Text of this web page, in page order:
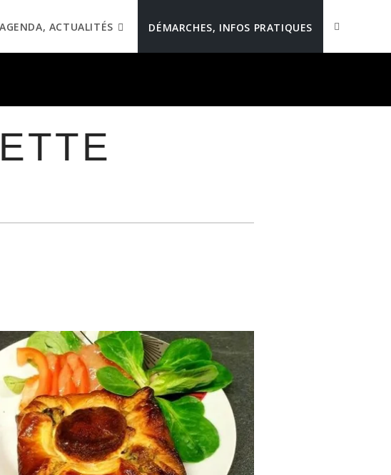
AGENDA, ACTUALITÉS DÉMARCHES, INFOS PRATIQUES